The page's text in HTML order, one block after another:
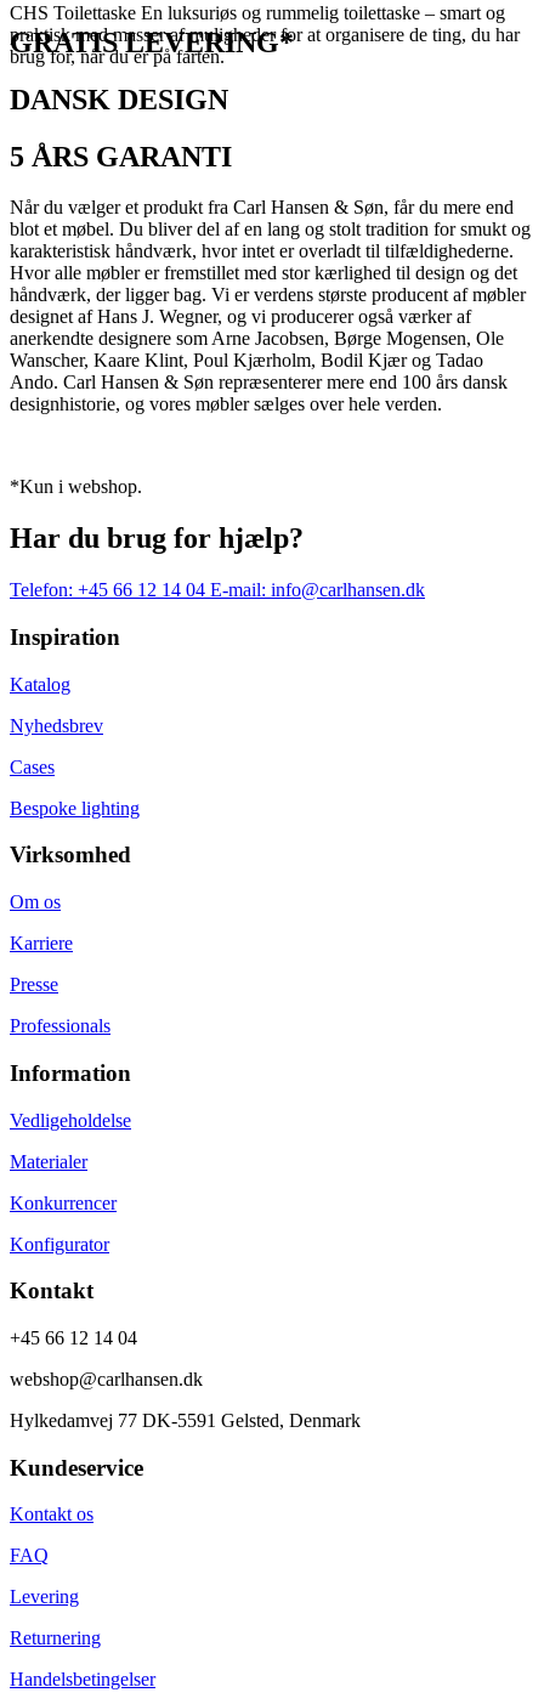
CHS Toilettaske En luksuriøs og rummelig toilettaske – smart og
praktisk med masser af muligheder for at organisere de ting, du har
brug for, når du er på farten.
GRATIS LEVERING*
DANSK DESIGN
5 ÅRS GARANTI
Når du vælger et produkt fra Carl Hansen & Søn, får du mere end
blot et møbel. Du bliver del af en lang og stolt tradition for smukt og
karakteristisk håndværk, hvor intet er overladt til tilfældighederne.
Hvor alle møbler er fremstillet med stor kærlighed til design og det
håndværk, der ligger bag. Vi er verdens største producent af møbler
designet af Hans J. Wegner, og vi producerer også værker af
anerkendte designere som Arne Jacobsen, Børge Mogensen, Ole
Wanscher, Kaare Klint, Poul Kjærholm, Bodil Kjær og Tadao
Ando. Carl Hansen & Søn repræsenterer mere end 100 års dansk
designhistorie, og vores møbler sælges over hele verden.
*Kun i webshop.
Har du brug for hjælp?
Telefon: +45 66 12 14 04 E-mail: info@carlhansen.dk
Inspiration
Katalog
Nyhedsbrev
Cases
Bespoke lighting
Virksomhed
Om os
Karriere
Presse
Professionals
Information
Vedligeholdelse
Materialer
Konkurrencer
Konfigurator
Kontakt
+45 66 12 14 04
webshop@carlhansen.dk
Hylkedamvej 77 DK-5591 Gelsted, Denmark
Kundeservice
Kontakt os
FAQ
Levering
Returnering
Handelsbetingelser